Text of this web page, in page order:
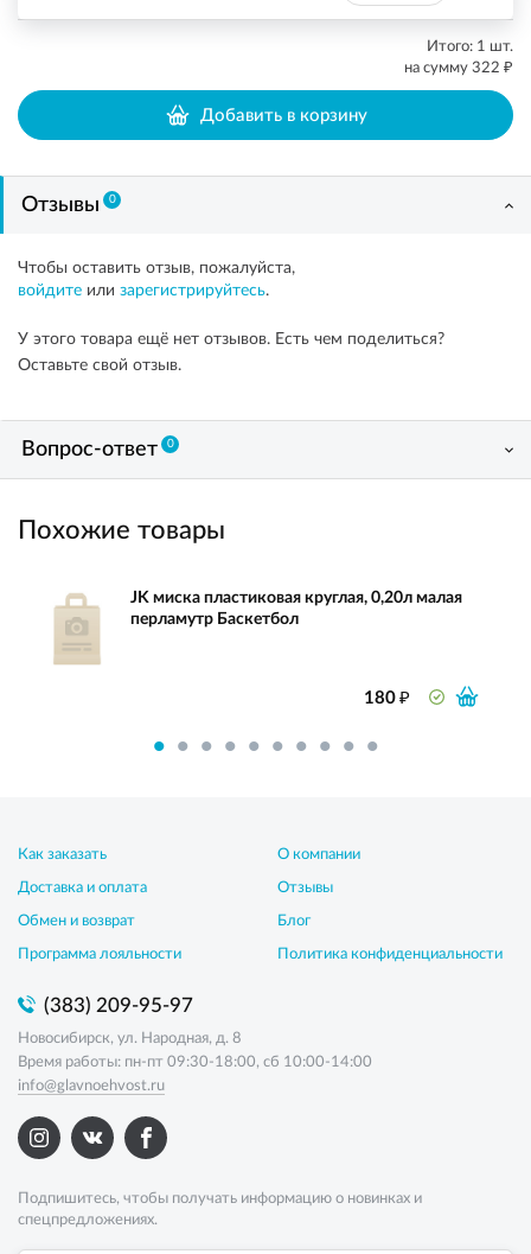
Итого: 1 шт.
на сумму 322 ₽
Добавить в корзину
Отзывы 0
Чтобы оставить отзыв, пожалуйста,
войдите или зарегистрируйтесь.
У этого товара ещё нет отзывов. Есть чем поделиться?
Оставьте свой отзыв.
Вопрос-ответ 0
Похожие товары
JK миска пластиковая круглая, 0,20л малая
перламутр Баскетбол
180₽
Как заказать
Доставка и оплата
Обмен и возврат
Программа лояльности
О компании
Отзывы
Блог
Политика конфиденциальности
(383) 209-95-97
Новосибирск, ул. Народная, д. 8
Время работы: пн-пт 09:30-18:00, сб 10:00-14:00
info@glavnoehvost.ru
Подпишитесь, чтобы получать информацию о новинках и
спецпредложениях.